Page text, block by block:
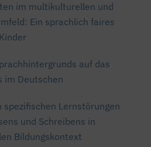
im multikulturellen und
Ein sprachlich faires
auf das
im Deutschen
spezifischen Lernstörungen
und Schreibens in
Bildungskontext